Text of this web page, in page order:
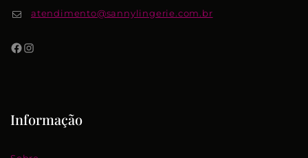
atendimento@sannylingerie.com.br
Informação